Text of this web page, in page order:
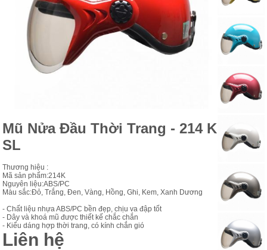
Mũ Nửa Đầu Thời Trang - 214 Kính -
SL
Thương hiệu :
Mã sản phẩm:214K
Nguyên liệu:ABS/PC
Màu sắc:Đỏ, Trắng, Đen, Vàng, Hồng, Ghi, Kem, Xanh Dương
- Chất liệu nhựa ABS/PC bền đẹp, chịu va đập tốt
- Dây và khoá mũ được thiết kế chắc chắn
- Kiểu dáng hợp thời trang, có kính chắn gió
Liên hệ